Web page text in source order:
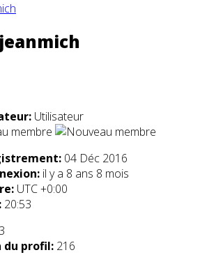
Utilisateur
membre
04 Déc 2016
il y a 8 ans 8 mois
UTC +0:00
20:53
du profil: 216